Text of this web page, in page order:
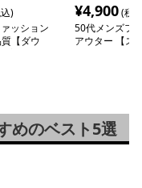
)
ッション
【ダウ
¥4,900(税
50代メンズフ
アウター 【ス
めのベスト5選